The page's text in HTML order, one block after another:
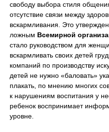
свободу выбора стиля
отсутствие связи между
вскармливания. Это
ложным Всемирной
стало руководством для
вскармливать своих детей
компаний по производству
детей не нужно «баловать»
плакать, по мнению многих
к нарушениям воспитания у
ребенок воспринимает
уровне.